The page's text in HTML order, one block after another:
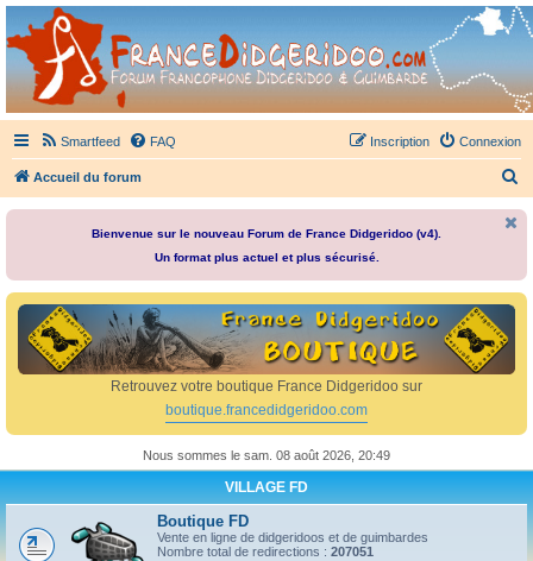
France Didgeridoo
Didgeridoo et Guimbarde sur France Didgeridoo - retrouvez la communauté.
Smartfeed FAQ Connexion
Inscription
Accueil du forum
e
r
Bienvenue sur le nouveau Forum de France Didgeridoo (v4).
Un format plus actuel et plus sécurisé.
Retrouvez votre boutique France Didgeridoo sur
boutique.francedidgeridoo.com
Nous sommes le sam. 08 août 2026, 20:49
VILLAGE FD
Boutique FD
Vente en ligne de didgeridoos et de guimbardes
Nombre total de redirections : 207051